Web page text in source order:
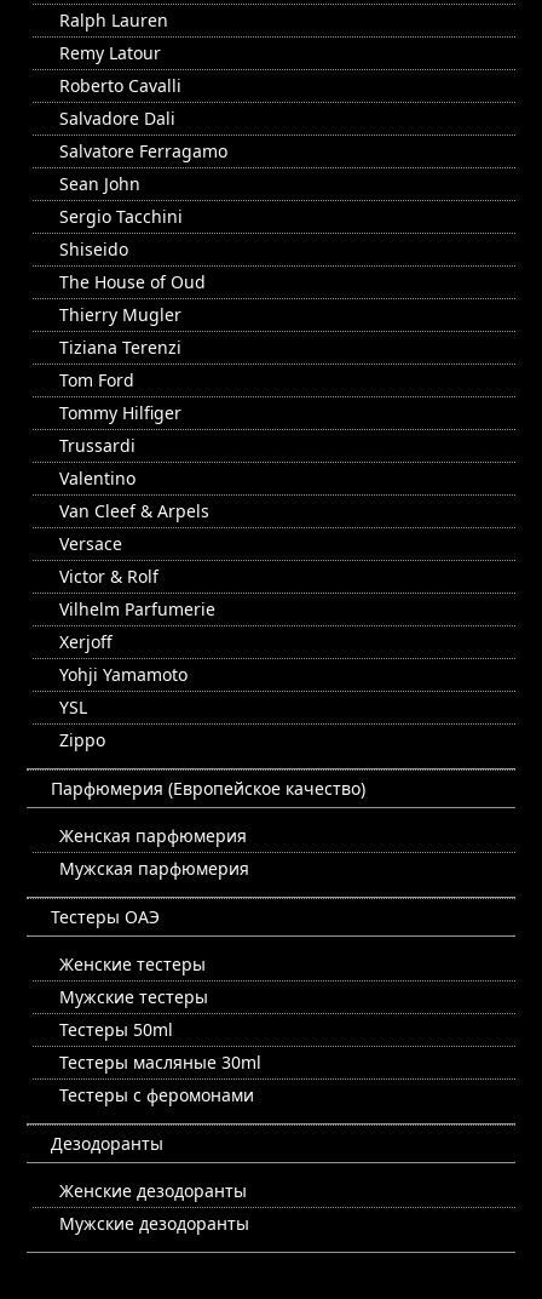
Ralph Lauren
Remy Latour
Roberto Cavalli
Salvadore Dali
Salvatore Ferragamo
Sean John
Sergio Tacchini
Shiseido
The House of Oud
Thierry Mugler
Tiziana Terenzi
Tom Ford
Tommy Hilfiger
Trussardi
Valentino
Van Cleef & Arpels
Versace
Victor & Rolf
Vilhelm Parfumerie
Xerjoff
Yohji Yamamoto
YSL
Zippo
Парфюмерия (Европейское качество)
Женская парфюмерия
Мужская парфюмерия
Тестеры ОАЭ
Женские тестеры
Мужские тестеры
Тестеры 50ml
Тестеры масляные 30ml
Тестеры с феромонами
Дезодоранты
Женские дезодоранты
Мужские дезодоранты